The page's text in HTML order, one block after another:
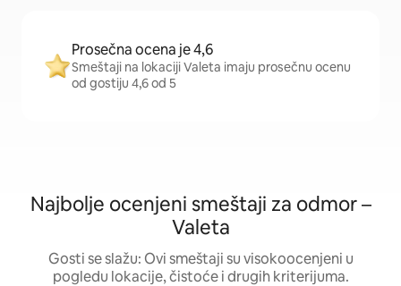
Prosečna ocena je 4,6
Smeštaji na lokaciji Valeta imaju prosečnu ocenu
od gostiju 4,6 od 5
Najbolje ocenjeni smeštaji za odmor –
Valeta
Gosti se slažu: Ovi smeštaji su visokoocenjeni u
pogledu lokacije, čistoće i drugih kriterijuma.